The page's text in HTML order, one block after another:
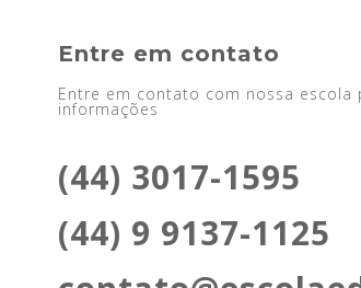
Entre em contato
Entre em contato com nossa escola
informações
(44) 3017-1595
(44) 9 9137-1125